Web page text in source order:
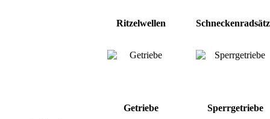
Ritzelwellen
Getriebe
Sperrgetriebe